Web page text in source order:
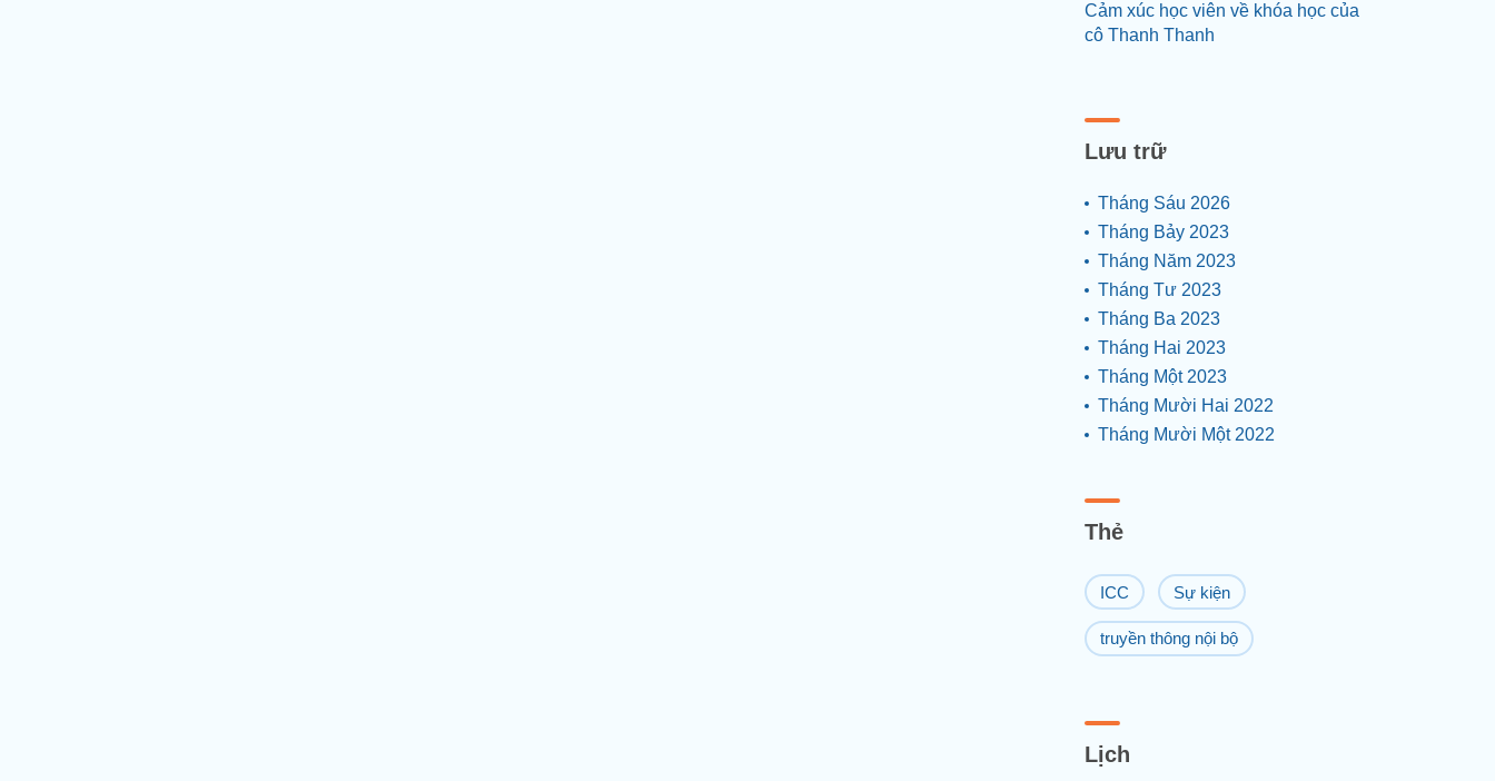
Cảm xúc học viên về khóa học của
cô Thanh Thanh
Lưu trữ
Tháng Sáu 2026
Tháng Bảy 2023
Tháng Năm 2023
Tháng Tư 2023
Tháng Ba 2023
Tháng Hai 2023
Tháng Một 2023
Tháng Mười Hai 2022
Tháng Mười Một 2022
Thẻ
ICC Sự kiện
truyền thông nội bộ
Lịch